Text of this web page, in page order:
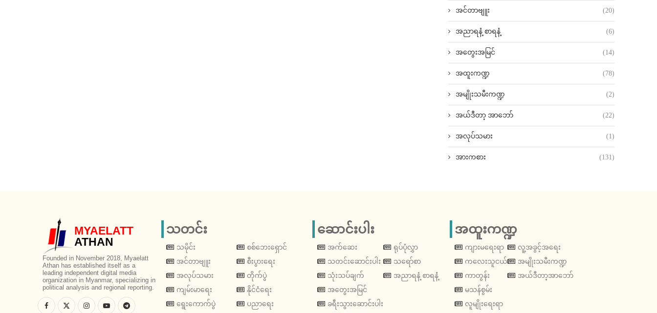
အင်တာဗျူး (20)
အညာရနံ့ စာရနံ့ (6)
အတွေးအမြင် (14)
အထူးကဏ္ဍ (78)
အမျိုးသမီးကဏ္ဍ (2)
အယ်ဒီတာ့ အာဘော် (22)
အလုပ်သမား (1)
အားကစား (131)
MYAELATT
ATHAN
Founded in November 2018, Myaelatt
Athan has established itself as a
leading independent digital media
organization in Myanmar, specializing in
political analysis and regional reporting.
သတင်း
သမိုင်း
အင်တာဗျူး
အလုပ်သမား
ကျမ်းမာရေး
ရွေးကောက်ပွဲ
စစ်ဘေးရှောင်
စီးပွားရေး
တိုက်ပွဲ
နိုင်ငံရေး
ပညာရေး
ဆောင်းပါး
အက်ဆေး
သတင်းဆောင်းပါး
သုံးသပ်ချက်
အတွေးအမြင်
ခရီးသွားဆောင်းပါး
ရုပ်ပုံလွှာ
သရော်စာ
အညာရနံ့ စာရနံ့
အထူးကဏ္ဍ
ကျားမရေးရာ
ကလေးသူငယ်
ကာတွန်း
မသန်စွမ်း
လူမျိုးရေးရာ
လူ့အခွင့်အရေး
အမျိုးသမီးကဏ္ဍ
အယ်ဒီတာ့အာဘော်